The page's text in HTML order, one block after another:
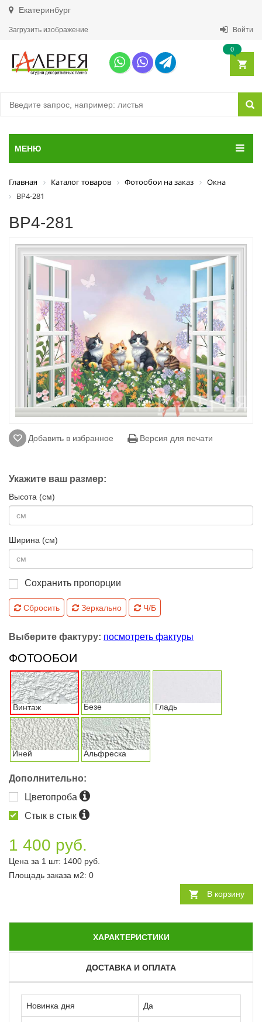
Екатеринбург
Загрузить изображение Войти
0
МЕНЮ
Главная Каталог товаров Фотообои на заказ
Окна
ВР4-281
ВР4-281
Добавить в избранное Версия для печати
Укажите ваш размер:
Высота (см)
Ширина (см)
Сохранить пропорции
Сбросить Зеркально Ч/Б
Выберите фактуру: посмотреть фактуры
ФОТООБОИ
Винтаж Безе Гладь
Иней Альфреска
Дополнительно:
Цветопроба
Стык в стык
1 400 руб.
Цена за 1 шт: 1400 руб.
Площадь заказа м2: 0
В корзину
ХАРАКТЕРИСТИКИ
ДОСТАВКА И ОПЛАТА
Новинка дня Да